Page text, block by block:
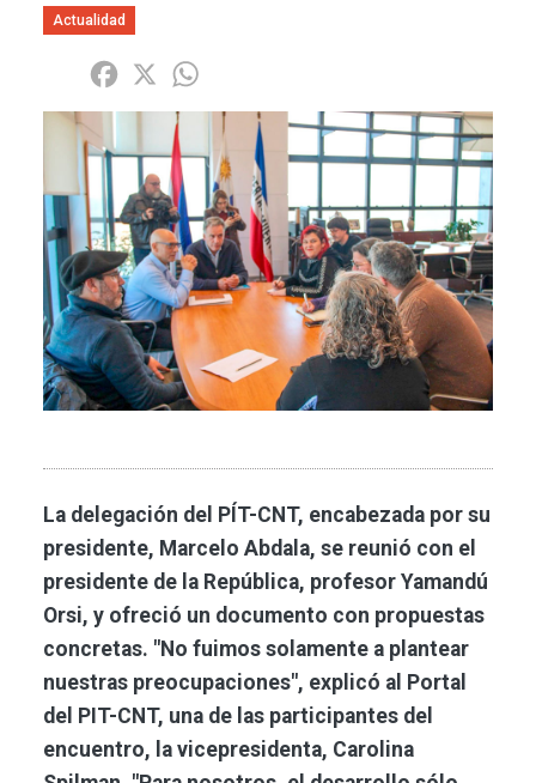
Actualidad
Share Facebook
X
Imagen
La delegación del PÍT-CNT, encabezada por su
presidente, Marcelo Abdala, se reunió con el
presidente de la República, profesor Yamandú
Orsi, y ofreció un documento con propuestas
concretas. "No fuimos solamente a plantear
nuestras preocupaciones", explicó al Portal
del PIT-CNT, una de las participantes del
encuentro, la vicepresidenta, Carolina